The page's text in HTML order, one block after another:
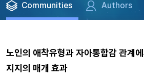
Communities Authors
노인의 애착유형과 자아통합감 관계
지지의 매개 효과